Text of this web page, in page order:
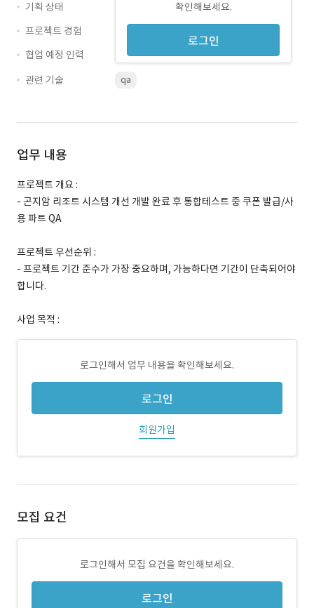
확인해보세요.
로그인
기획 상태
프로젝트 경험
협업 예정 인력
관련 기술
qa
업무 내용
프로젝트 개요 :
- 곤지암 리조트 시스템 개선 개발 완료 후 통합테스트 중 쿠폰 발급/사
용 파트 QA
프로젝트 우선순위 :
- 프로젝트 기간 준수가 가장 중요하며, 가능하다면 기간이 단축되어야
합니다.
사업 목적 :
로그인해서 업무 내용을 확인해보세요.
로그인
회원가입
모집 요건
로그인해서 모집 요건을 확인해보세요.
로그인